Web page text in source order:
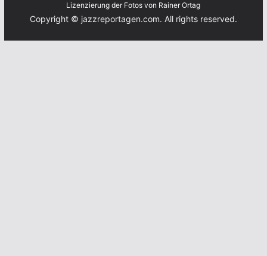
Lizenzierung der Fotos von Rainer Ortag
Copyright © jazzreportagen.com. All rights reserved.